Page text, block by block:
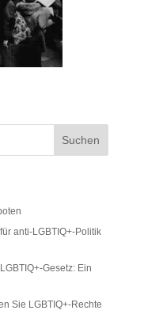
anti-LGBTIQ+-Politik
Gesetz: Ein
Sie LGBTIQ+-Rechte